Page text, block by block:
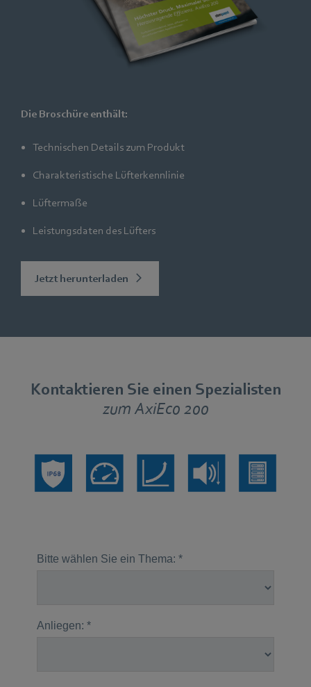
Die Broschüre enthält:
Technischen Details zum Produkt
Charakteristische Lüfterkennlinie
Lüftermaße
Leistungsdaten des Lüfters
Jetzt herunterladen
Kontaktieren Sie einen Spezialisten
zum AxiEco 200